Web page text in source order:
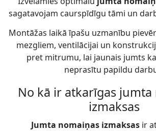
sagatavojam caurspīdīgu tāmi un
Montāžas laikā īpašu uzmanību
mezgliem, ventilācijai un
pret mitrumu, lai jaunais jumts
neprasītu papildu
No kā ir atkarīgas
izmaksas
Jumta nomaiņas izmaksasir